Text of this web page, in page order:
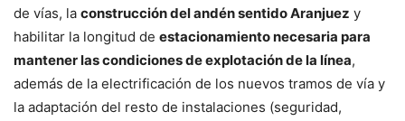
de vías, la construcción del andén sentido Aranjuez y
habilitar la longitud de estacionamiento necesaria para
mantener las condiciones de explotación de la línea,
además de la electrificación de los nuevos tramos de vía y
la adaptación del resto de instalaciones (seguridad,